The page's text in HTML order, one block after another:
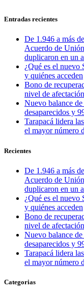
Entradas recientes
De 1.946 a más
Acuerdo de
duplicaron en un
¿Qué es el
y quiénes acceden
Bono de
nivel de afectación
Nuevo balance
desaparecidos y
Tarapacá lidera
el mayor número
Recientes
De 1.946 a más
Acuerdo de
duplicaron en un
¿Qué es el
y quiénes acceden
Bono de
nivel de afectación
Nuevo balance
desaparecidos y
Tarapacá lidera
el mayor número
Categorias